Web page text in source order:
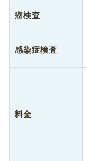
癌検査
感染症検査
料金